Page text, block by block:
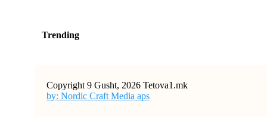
Trending
Copyright 9 Gusht, 2026 Tetova1.mk
by: Nordic Craft Media aps